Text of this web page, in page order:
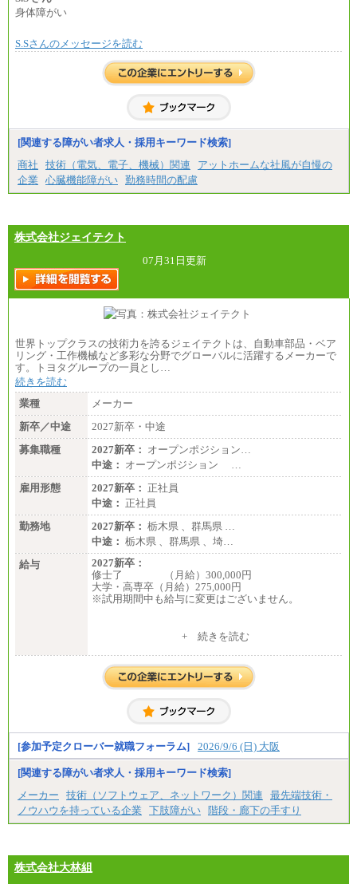
※2…大阪府、京都府、兵庫県、滋賀県
※3…愛知県、静岡県
※4…北海道、宮城県、栃木県、群馬県、長野県、新
潟県、富山県、石川県、岡山県、広島県、山口県、
香川県、福岡県
分県、長崎県、熊本県、宮崎県、鹿児島県、沖縄
◆パート・アルバイト
る。
【エアサーブ】
身体障がい
S.Sさんのメッセージを読む
[関連する障がい者求人・採用キーワード検索]
商社
技術（電気、電子、機械）関連
アットホームな社風が自慢の
企業
心臓機能障がい 勤務時間の配慮
株式会社ジェイテクト
07月31日更新
世界トップクラスの技術力を誇るジェイテクトは、自動車部品・ベア
リング・工作機械など多彩な分野でグローバルに活躍するメーカーで
す。トヨタグループの一員とし…
続きを読む
業種
メーカー
新卒／中途
2027新卒・中途
募集職種
2027新卒： オープンポジション…
中途： オープンポジション …
雇用形態
2027新卒： 正社員
中途： 正社員
勤務地
2027新卒： 栃木県 、群馬県 …
中途： 栃木県 、群馬県 、埼…
給与
2027新卒：
修士了 （月給）300,000円
大学・高専卒（月給）275,000円
※試用期間中も給与に変更はございません。
大学・高専卒（月給）275,000円
※試用期間中も給与に変更はございません。
+ 続きを読む
[参加予定クローバー就職フォーラム] 2026/9/6 (日) 大阪
[関連する障がい者求人・採用キーワード検索]
メーカー
技術（ソフトウェア、ネットワーク）関連
最先端技術・
ノウハウを持っている企業
下肢障がい 階段・廊下の手すり
株式会社大林組